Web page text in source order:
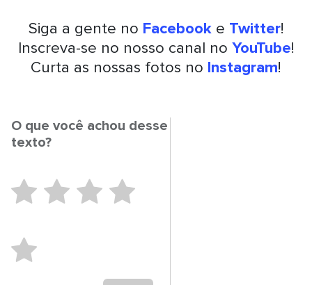
Siga a gente no Facebooke Twitter!
Inscreva-se no nosso canal no YouTube!
Curta as nossas fotos no Instagram!
O que você achou desse
texto?